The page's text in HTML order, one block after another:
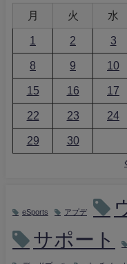
月 火 水
1 2 3
8 9 10
15 16 17
22 23 24
29
30
eSports アプデ
サポート